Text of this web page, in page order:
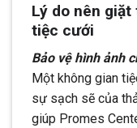
Lý do nên
tiệc cưới
Bảo vệ hình ảnh
Một không gian
sự sạch sẽ của
giúp Promes